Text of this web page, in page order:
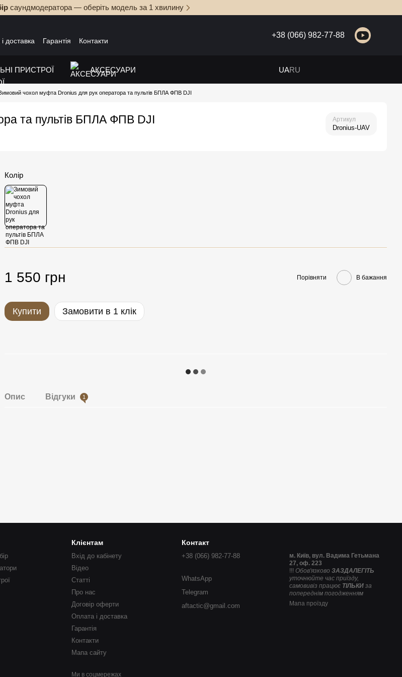
саундмодератора — оберіть модель за 1 хвилину
доставка Гарантія Контакти
+38 (066) 982-77-88
ПРИСТРОЇ АКСЕСУАРИ UARU
чохол муфта Dronius для рук оператора та пультів БПЛА ФПВ DJI
та пультів БПЛА ФПВ DJI Артикул
Dronius-UAV
Колір
1 550 грн Порівняти В бажання
Купити Замовити в 1 клік
Опис Відгуки 1
Клієнтам
Вхід до кабінету
Відео
Статті
Про нас
Договір оферти
Оплата і доставка
Гарантія
Контакти
Мапа сайту
Ми в соцмережах
Контакт
+38 (066) 982-77-88
WhatsApp
Telegram
aftactic@gmail.com
м. Київ, вул. Вадима Гетьмана
27, оф. 223
!!! Обов'язково ЗАЗДАЛЕГІТЬ
уточнюйте час приїзду,
самовивіз працює ТІЛЬКИ за
попереднім погодженням
Мапа проїзду